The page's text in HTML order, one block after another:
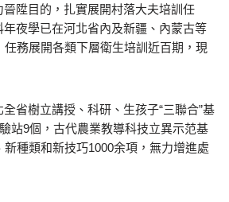
陞目的，扎實展開村落大夫培訓任
夜學已在河北省內及新疆、內蒙古等
務展開各類下層衛生培訓近百期，現
省樹立講授、科研、生孩子“三聯合”基
站9個，古代農業教導科技立異示范基
種類和新技巧1000余項，無力增進處